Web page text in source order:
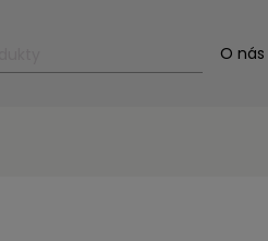
O nás